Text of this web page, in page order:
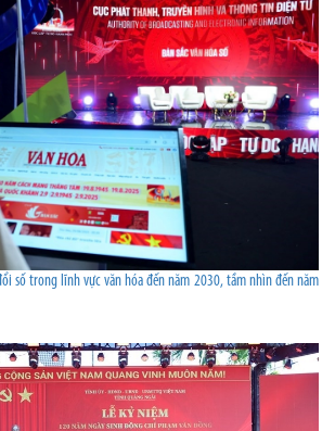
số trong lĩnh vực văn hóa đến năm 2030, tầm nhìn đến năm